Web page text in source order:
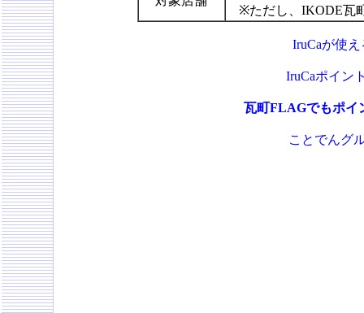
※ただし、IKODE瓦
IruCaが使
IruCaポイン
瓦町FLAGでもポイ
ことでんグ